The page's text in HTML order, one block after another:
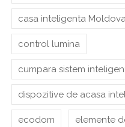
casa inteligenta
control lumina
cumpara sistem
dispozitive de acasa
ecodom elemente